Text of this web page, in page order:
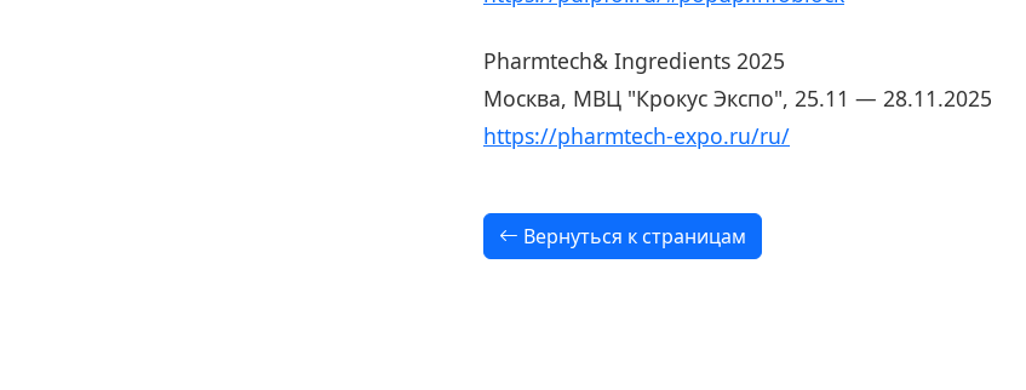
Pharmtech& Ingredients 2025
Москва, МВЦ "Крокус Экспо", 25.11 — 28.11.2025
https://pharmtech-expo.ru/ru/
Вернуться к страницам